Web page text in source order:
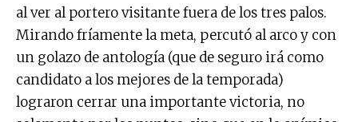
al ver al portero visitante fuera de los tres palos.
Mirando fríamente la meta, percutó al arco y con
un golazo de antología (que de seguro irá como
candidato a los mejores de la temporada)
lograron cerrar una importante victoria, no